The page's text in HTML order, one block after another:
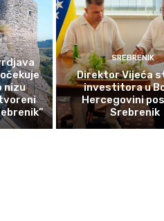
nizu
SREBRENIK
Direktor Vijeća
investitora u
Hercegovini
Srebrenik